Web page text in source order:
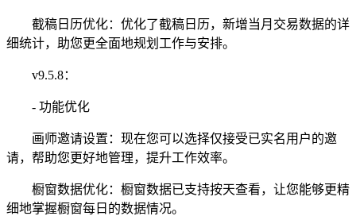
截稿日历优化：优化了截稿日历，新增当月交易数据的详
细统计，助您更全面地规划工作与安排。
v9.5.8：
- 功能优化
画师邀请设置：现在您可以选择仅接受已实名用户的邀
请，帮助您更好地管理，提升工作效率。
橱窗数据优化：橱窗数据已支持按天查看，让您能够更精
细地掌握橱窗每日的数据情况。